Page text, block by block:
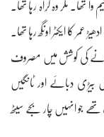
مگر وہ کراہ رہا تھا۔
کا ایکٹر اونگھ رہا تھا۔
کی کوشش میں مصروف
بیڑی دبائے اور ٹانگیں
جو انہیں چار بجے سیٹھ